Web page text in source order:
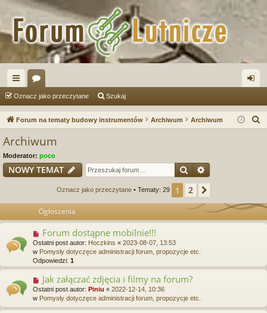
ię
ce
or
a og
Oznacz jako przeczytane Szukaj
Forum na tematy budowy instrumentów Archiwum Archiwum
Archiwum
Moderator: poco
NOWY TEMAT Szukaj
Oznacz jako przeczytane • Tematy: 29 1 2
Ogłoszenia
Forum dostąpne mobilnie!!!
Ostatni post autor: Hoczkins « 2023-08-07, 13:53
w Pomysły dotyczęce administracji forum, propozycje etc.
Odpowiedzi: 1
Jak załączać zdjęcia i filmy na forum?
Ostatni post autor: Piniu « 2022-12-14, 10:36
w Pomysły dotyczęce administracji forum, propozycje etc.